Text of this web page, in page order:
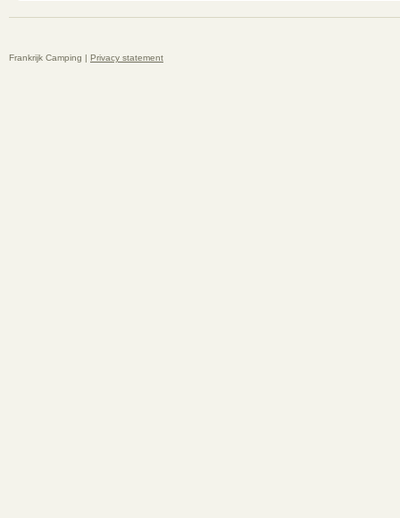
Frankrijk Camping | Privacy statement